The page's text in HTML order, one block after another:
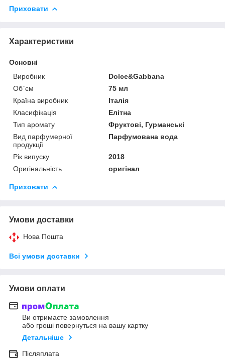
Приховати
Характеристики
Основні
Виробник
Dolce&Gabbana
Об`єм
75 мл
Країна виробник
Італія
Класифікація
Елітна
Тип аромату
Фруктові, Гурманські
Вид парфумерної
продукції
Парфумована вода
Рік випуску
2018
Оригінальність
оригінал
Приховати
Умови доставки
Нова Пошта
Всі умови доставки
Умови оплати
Ви отримаєте замовлення
або гроші повернуться на вашу картку
Детальніше
Післяплата